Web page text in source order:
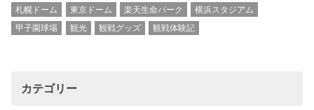
札幌ドーム
東京ドーム 楽天生命パーク
横浜スタジアム
甲子園球場
観光 観戦グッズ 観戦体験記
カテゴリー